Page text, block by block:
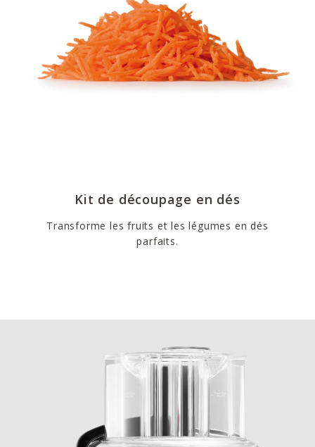
Kit de découpage en dés
Transforme les fruits et les légumes en dés
parfaits.